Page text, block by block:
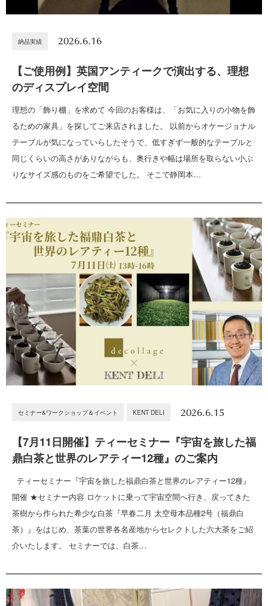
納品実績 2026.6.16
【ご使用例】英国アンティークで演出する、理想
のディスプレイ空間
理想の「飾り棚」を求めて 今回のお客様は、「お気に入りの小物を飾
るための家具」を探してご来店されました。 以前からオケージョナル
テーブルが気になっていらしたそうで、低すぎず一般的なテーブルと
同じくらいの高さがありながらも、奥行きや幅は場所を取らない小ぶ
りなサイズ感のものをご希望でした。 そこで静岡本…
セミナー&ワークショップ＆イベント KENT DELI 2026.6.15
【7月11日開催】ティーセミナー『宇宙を旅した福
鼎白茶と世界のレアティー12種』のご案内
ティーセミナー『宇宙を旅した福鼎白茶と世界のレアティー12種』
開催 ★セミナー内容 ロケットに乗って宇宙空間へ行き、戻ってきた
茶樹から作られた希少な白茶『早春二月 太空母本品種2号（福鼎白
茶）』をはじめ、茶葉の世界各名産地からセレクトした六大茶をご紹
介いたします。 セミナーでは、白茶…